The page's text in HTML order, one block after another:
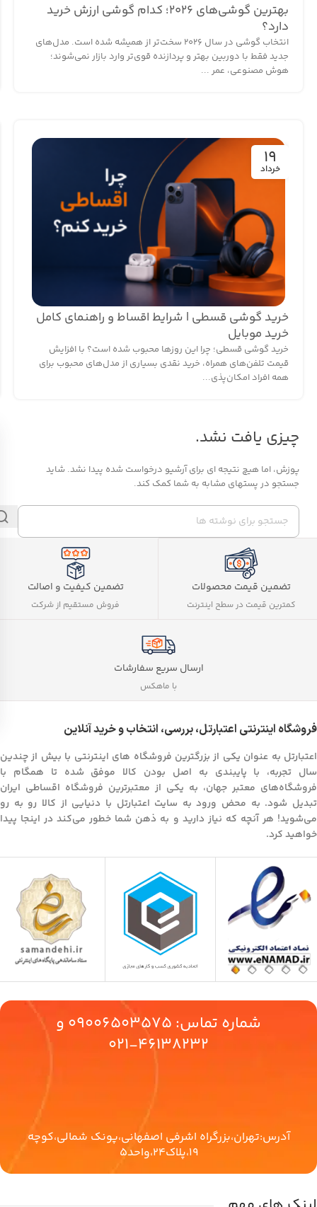
بهترین گوشی‌های 2026؛ کدام گوشی ارزش خرید
دارد؟
انتخاب گوشی در سال ۲۰۲۶ سخت‌تر از همیشه شده است. مدل‌های
جدید فقط با دوربین بهتر و پردازنده قوی‌تر وارد بازار نمی‌شوند؛
هوش مصنوعی، عمر ...
19
خرداد
خرید گوشی قسطی | شرایط اقساط و راهنمای کامل
خرید موبایل
خرید گوشی قسطی؛ چرا این روزها محبوب شده است؟ با افزایش
قیمت تلفن‌های همراه، خرید نقدی بسیاری از مدل‌های محبوب برای
همه افراد امکان‌پذی...
چیزی یافت نشد.
پوزش، اما هیچ نتیجه ای برای آرشیو درخواست شده پیدا نشد. شاید
جستجو در پستهای مشابه به شما کمک کند.
تضمین قیمت محصولات
کمترین قیمت در سطح اینترنت
تضمین کیفیت و اصالت
فروش مستقیم از شرکت
ارسال سریع سفارشات
با ماهکس
فروشگاه اینترنتی اعتبارتل، بررسی، انتخاب و خرید آنلاین
اعتبارتل به عنوان یکی از بزرگترین فروشگاه های اینترنتی با بیش از چندین
سال تجربه، با پایبندی به اصل بودن کالا موفق شده تا همگام با
فروشگاه‌های معتبر جهان، به یکی از معتبرترین فروشگاه اقساطی ایران
تبدیل شود. به محض ورود به سایت اعتبارتل با دنیایی از کالا رو به رو
می‌شوید! هر آنچه که نیاز دارید و به ذهن شما خطور می‌کند در اینجا پیدا
خواهید کرد.
شماره تماس: 09006503575 و
46138232-021
آدرس:تهران،بزرگراه اشرفی اصفهانی،پونک شمالی،کوچه
19،پلاک24،واحد5